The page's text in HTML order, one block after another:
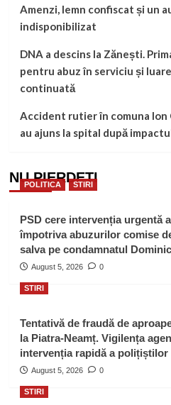
Amenzi, lemn confiscat și un
indisponibilizat
DNA a descins la Zănești.
pentru abuz în serviciu și
continuată
Accident rutier în comuna Ion
au ajuns la spital după
NU PIERDEȚI
POLITICA STIRI
PSD cere intervenția urgentă
împotriva abuzurilor comise
salva pe condamnatul
August 5, 2026 0
STIRI
Tentativă de fraudă de
la Piatra-Neamț. Vigilența
intervenția rapidă a polițiștilor
August 5, 2026 0
STIRI